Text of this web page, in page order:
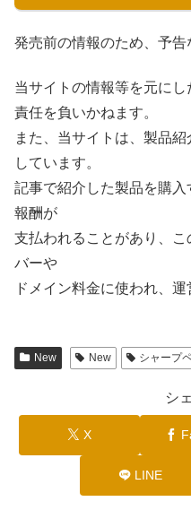
発売前の情報のため、予告
当サイトの情報等を元に
責任を負いかねます。
また、当サイトは、製品
しています。
記事で紹介した製品を購
報酬が
支払われることがあり、
バーや
ドメイン料金に使われ、運
New New シャープ
シ
X
LINE